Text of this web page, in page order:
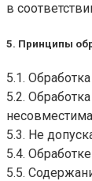
в
5. Принципы
5.1.
5.2.
5.3. Не
5.4.
5.5.